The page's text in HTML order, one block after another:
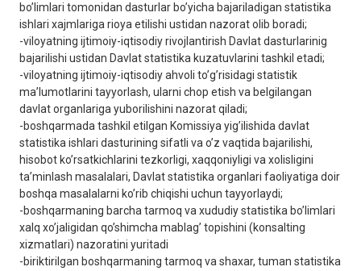
bo’limlari tomonidan dasturlar bo’yicha bajariladigan statistika
ishlari xajmlariga rioya etilishi ustidan nazorat olib boradi;
-viloyatning ijtimoiy-iqtisodiy rivojlantirish Davlat dasturlarinig
bajarilishi ustidan Davlat statistika kuzatuvlarini tashkil etadi;
-viloyatning ijtimoiy-iqtisodiy ahvoli to’g’risidagi statistik
ma’lumotlarini tayyorlash, ularni chop etish va bеlgilangan
davlat organlariga yuborilishini nazorat qiladi;
-boshqarmada tashkil etilgan Komissiya yig’ilishida davlat
statistika ishlari dasturining sifatli va o’z vaqtida bajarilishi,
hisobot ko’rsatkichlarini tеzkorligi, xaqqoniyligi va xolisligini
ta’minlash masalalari, Davlat statistika organlari faoliyatiga doir
boshqa masalalarni ko’rib chiqishi uchun tayyorlaydi;
-boshqarmaning barcha tarmoq va xududiy statistika bo’limlari
xalq xo’jaligidan qo’shimcha mablag’ topishini (konsalting
xizmatlari) nazoratini yuritadi
-biriktirilgan boshqarmaning tarmoq va shaxar, tuman statistika